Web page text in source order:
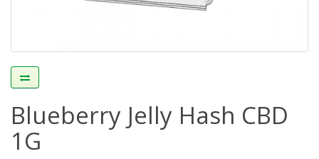
Blueberry Jelly Hash CBD
1G